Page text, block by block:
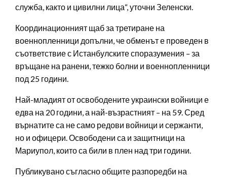
служба, както и цивилни лица“, уточни Зеленски.
Координационният щаб за третиране на
военнопленници допълни, че обменът е проведен в
съответствие с Истанбулските споразумения – за
връщане на ранени, тежко болни и военнопленници
под 25 години.
Най-младият от освободените украински войници е
едва на 20 години, а най-възрастният – на 59. Сред
върнатите са не само редови войници и сержанти,
но и офицери. Освободени са и защитници на
Мариупол, които са били в плен над три години.
Публикувано съгласно общите разпоредби на